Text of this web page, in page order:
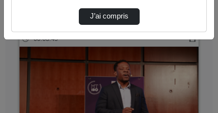
00:03:49
J’ai compris